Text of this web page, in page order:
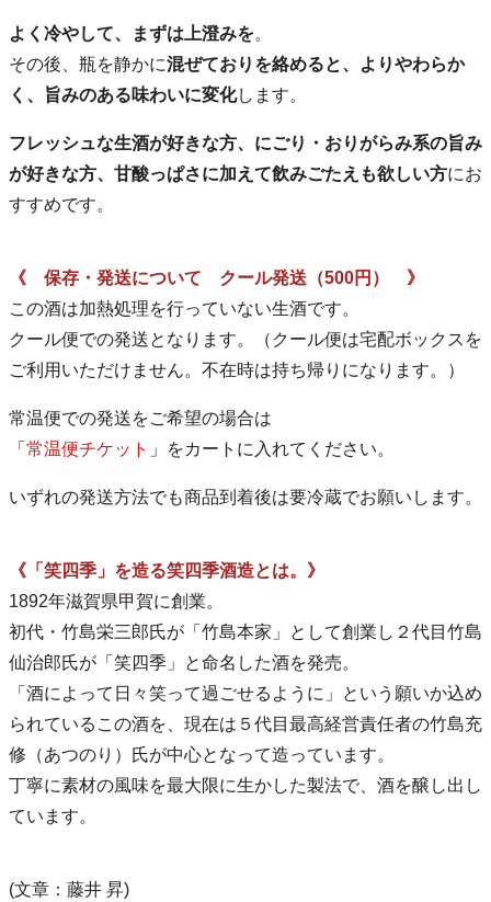
よく冷やして、まずは上澄みを。
その後、瓶を静かに混ぜておりを絡めると、よりやわらか
く、旨みのある味わいに変化します。
フレッシュな生酒が好きな方、にごり・おりがらみ系の旨み
が好きな方、甘酸っぱさに加えて飲みごたえも欲しい方にお
すすめです。
《 保存・発送について クール発送（500円） 》
この酒は加熱処理を行っていない生酒です。
クール便での発送となります。（クール便は宅配ボックスを
ご利用いただけません。不在時は持ち帰りになります。）
常温便での発送をご希望の場合は
「 常温便チケット 」をカートに入れてください。
いずれの発送方法でも商品到着後は要冷蔵でお願いします。
《「笑四季」を造る笑四季酒造とは。》
1892年滋賀県甲賀に創業。
初代・竹島栄三郎氏が「竹島本家」として創業し２代目竹島
仙治郎氏が「笑四季」と命名した酒を発売。
「酒によって日々笑って過ごせるように」という願いか込め
られているこの酒を、現在は５代目最高経営責任者の竹島充
修（あつのり）氏が中心となって造っています。
丁寧に素材の風味を最大限に生かした製法で、酒を醸し出し
ています。
(文章：藤井 昇)